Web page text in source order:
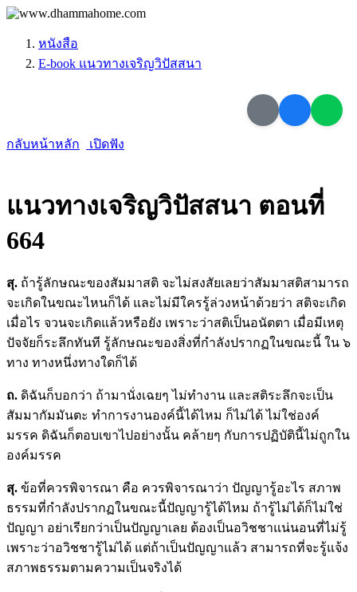
หนังสือ
E-book แนวทางเจริญวิปัสสนา
กลับหน้าหลัก เปิดฟัง
แนวทางเจริญวิปัสสนา ตอนที่
664
สุ. ถ้ารู้ลักษณะของสัมมาสติ จะไม่สงสัยเลยว่าสัมมาสติสามารถ
จะเกิดในขณะไหนก็ได้ และไม่มีใครรู้ล่วงหน้าด้วยว่า สติจะเกิด
เมื่อไร จวนจะเกิดแล้วหรือยัง เพราะว่าสติเป็นอนัตตา เมื่อมีเหตุ
ปัจจัยก็ระลึกทันที รู้ลักษณะของสิ่งที่กำลังปรากฏในขณะนี้ ใน ๖
ทาง ทางหนึ่งทางใดก็ได้
ถ. ดิฉันก็บอกว่า ถ้ามานั่งเฉยๆ ไม่ทำงาน และสติระลึกจะเป็น
สัมมากัมมันตะ ทำการงานองค์นี้ได้ไหม ก็ไม่ได้ ไม่ใช่องค์
มรรค ดิฉันก็ตอบเขาไปอย่างนั้น คล้ายๆ กับการปฏิบัตินี้ไม่ถูกใน
องค์มรรค
สุ. ข้อที่ควรพิจารณา คือ ควรพิจารณาว่า ปัญญารู้อะไร สภาพ
ธรรมที่กำลังปรากฏในขณะนี้ปัญญารู้ได้ไหม ถ้ารู้ไม่ได้ก็ไม่ใช่
ปัญญา อย่าเรียกว่าเป็นปัญญาเลย ต้องเป็นอวิชชาแน่นอนที่ไม่รู้
เพราะว่าอวิชชารู้ไม่ได้ แต่ถ้าเป็นปัญญาแล้ว สามารถที่จะรู้แจ้ง
สภาพธรรมตามความเป็นจริงได้